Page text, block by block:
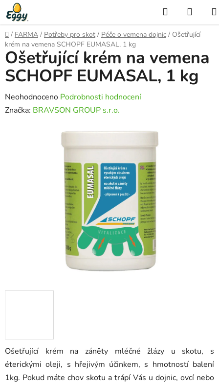
Přejít
na
obsah
Hledat
Domů
/ FARMA / Potřeby pro skot / Péče o vemena dojnic / Ošetřující
krém na vemena SCHOPF EUMASAL, 1 kg
Ošetřující krém na záněty mléčné žlázy u skotu, s
éterickými oleji, s hřejivým účinkem, s hmotností balení
1kg. Pokud máte chov skotu a trápí Vás u dojnic, ovcí nebo
Ošetřující krém na vemena
SCHOPF EUMASAL, 1 kg
Průměrné
hodnocení
Neohodnoceno Podrobnosti hodnocení
Značka: BRAVSON GROUP s.r.o.